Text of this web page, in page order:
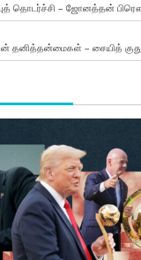
தொடர்ச்சி – ஜோனத்தன்
– சையித்